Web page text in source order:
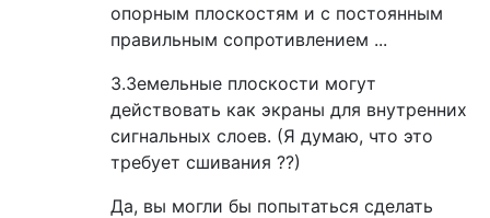
опорным плоскостям и с постоянным
правильным сопротивлением ...
3.Земельные плоскости могут
действовать как экраны для внутренних
сигнальных слоев. (Я думаю, что это
требует сшивания ??)
Да, вы могли бы попытаться сделать